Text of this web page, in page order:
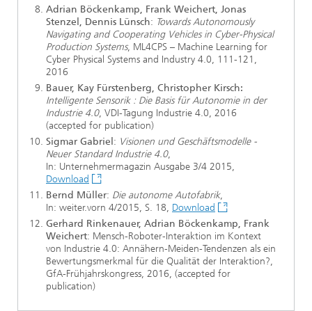
Adrian Böckenkamp, Frank Weichert, Jonas
Stenzel, Dennis Lünsch: Towards Autonomously
Navigating and Cooperating Vehicles in Cyber-Physical
Production Systems, ML4CPS – Machine Learning for
Cyber Physical Systems and Industry 4.0, 111-121,
2016
Bauer, Kay Fürstenberg, Christopher Kirsch:
Intelligente Sensorik : Die Basis für Autonomie in der
Industrie 4.0, VDI-Tagung Industrie 4.0, 2016
(accepted for publication)
Sigmar Gabriel : Visionen und Geschäftsmodelle -
Neuer Standard Industrie 4.0,
In: Unternehmermagazin Ausgabe 3/4 2015,
Download
Bernd Müller: Die autonome Autofabrik,
In: weiter.vorn 4/2015, S. 18, Download
Gerhard Rinkenauer, Adrian Böckenkamp, Frank
Weichert: Mensch-Roboter-Interaktion im Kontext
von Industrie 4.0: Annähern-Meiden-Tendenzen als ein
Bewertungsmerkmal für die Qualität der Interaktion?,
GfA-Frühjahrskongress, 2016, (accepted for
publication)